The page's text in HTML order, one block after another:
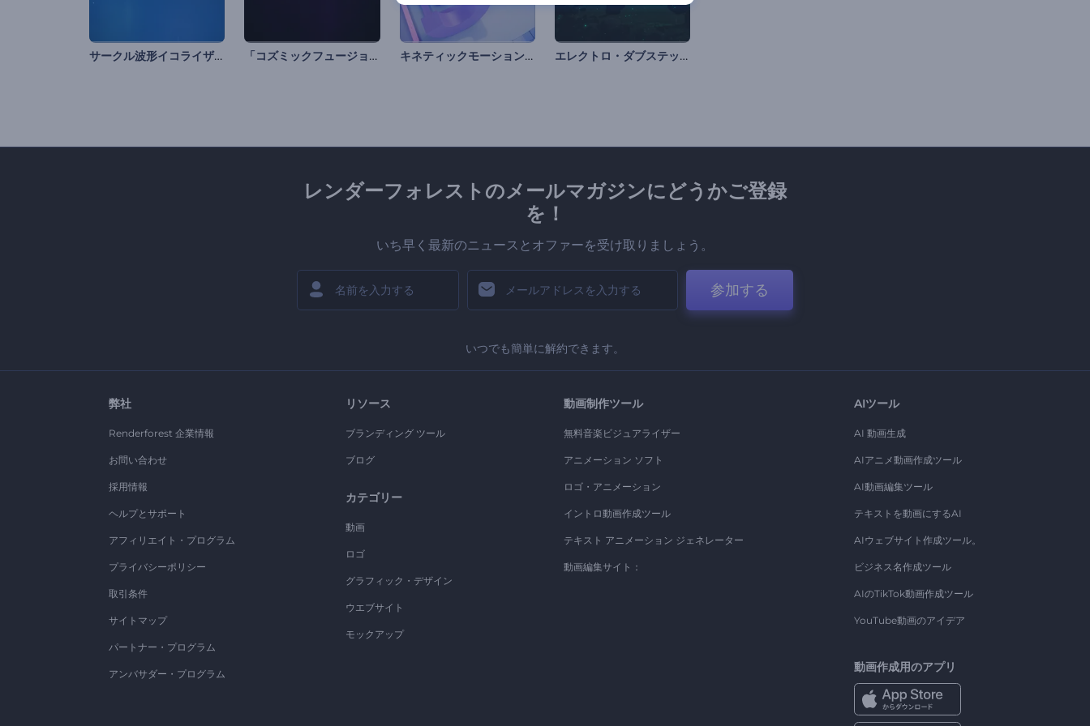
サークル波形イコライザー 「コズミックフュージョン」ビジュアライザー キネティックモーションのミュージックビジュアライザー エレクトロ・ダブステップのビジュアライザー
レンダーフォレストのメールマガジンにどうかご登録
を！
いち早く最新のニュースとオファーを受け取りましょう。
参加する
いつでも簡単に解約できます。
弊社
Renderforest 企業情報
お問い合わせ
採用情報
ヘルプとサポート
アフィリエイト・プログラム
プライバシーポリシー
取引条件
サイトマップ
パートナー・プログラム
アンバサダー・プログラム
リソース
ブランディング ツール
ブログ
カテゴリー
動画
ロゴ
グラフィック・デザイン
ウエブサイト
モックアップ
動画制作ツール
無料音楽ビジュアライザー
アニメーション ソフト
ロゴ・アニメーション
イントロ動画作成ツール
テキスト アニメーション ジェネレーター
動画編集サイト：
AIツール
AI 動画生成
AIアニメ動画作成ツール
AI動画編集ツール
テキストを動画にするAI
AIウェブサイト作成ツール。
ビジネス名作成ツール
AIのTikTok動画作成ツール
YouTube動画のアイデア
動画作成用のアプリ